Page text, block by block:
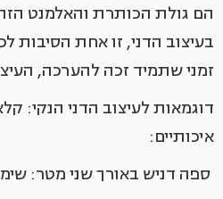
הם גולת הכותרת והאלמנט
בעיצוב הדני, זו אחת הסיבות
זמני שתמיד זכה להערכה,
דוגמאות לעיצוב הדני הנקי:
איכותיים:
ספה דניש באורך שני מטר: